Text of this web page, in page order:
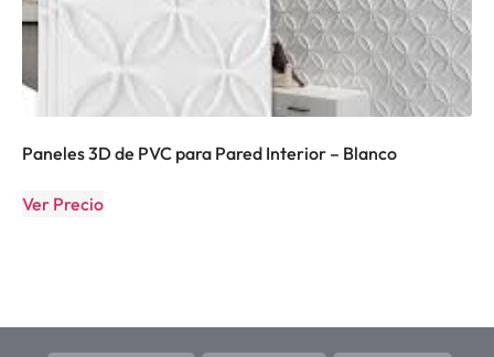
Paneles 3D de PVC para Pared Interior – Blanco
Ver Precio